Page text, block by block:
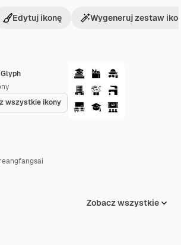
wszystkie ikony
Edytuj ikonę Wygeneruj zestaw
Zobacz wszystkie